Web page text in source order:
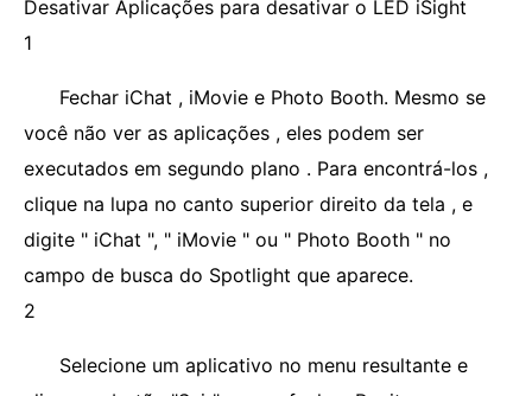
Desativar Aplicações para desativar o LED iSight
1
Fechar iChat , iMovie e Photo Booth. Mesmo se
você não ver as aplicações , eles podem ser
executados em segundo plano . Para encontrá-los ,
clique na lupa no canto superior direito da tela , e
digite " iChat ", " iMovie " ou " Photo Booth " no
campo de busca do Spotlight que aparece.
2
Selecione um aplicativo no menu resultante e